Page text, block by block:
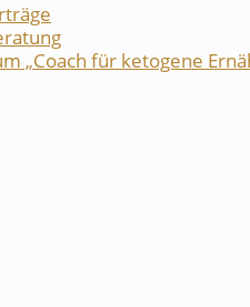
„Coach für ketogene